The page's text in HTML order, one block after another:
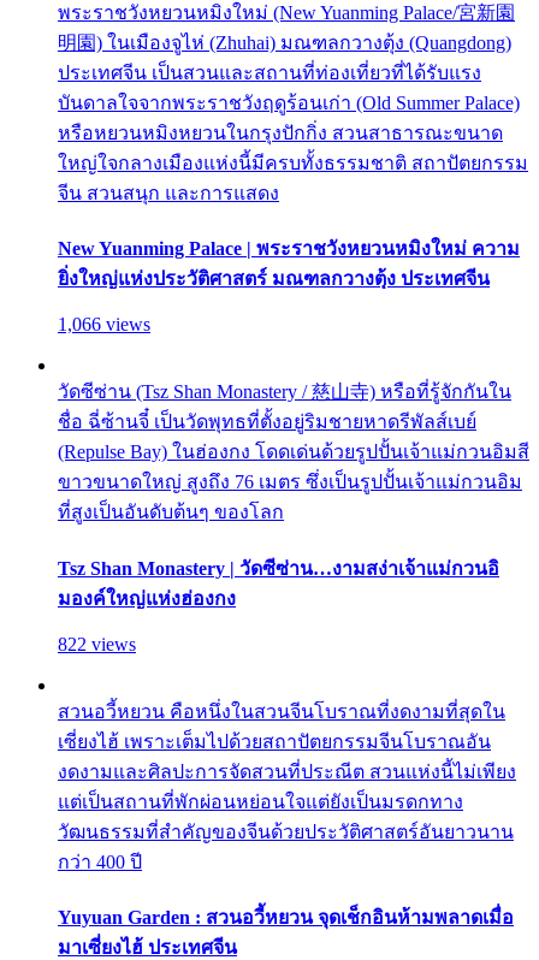
พระราชวังหยวนหมิงใหม่ (New Yuanming Palace/宮新園
明園) ในเมืองจูไห่ (Zhuhai) มณฑลกวางตุ้ง (Quangdong)
ประเทศจีน เป็นสวนและสถานที่ท่องเที่ยวที่ได้รับแรง
บันดาลใจจากพระราชวังฤดูร้อนเก่า (Old Summer Palace)
หรือหยวนหมิงหยวนในกรุงปักกิ่ง สวนสาธารณะขนาด
ใหญ่ใจกลางเมืองแห่งนี้มีครบทั้งธรรมชาติ สถาปัตยกรรม
จีน สวนสนุก และการแสดง
New Yuanming Palace | พระราชวังหยวนหมิงใหม่ ความ
ยิ่งใหญ่แห่งประวัติศาสตร์ มณฑลกวางตุ้ง ประเทศจีน
1,066 views
วัดซีซ่าน (Tsz Shan Monastery / 慈山寺) หรือที่รู้จักกันใน
ชื่อ ฉี่ซ้านจี๋ เป็นวัดพุทธที่ตั้งอยู่ริมชายหาดรีพัลส์เบย์
(Repulse Bay) ในฮ่องกง โดดเด่นด้วยรูปปั้นเจ้าแม่กวนอิมสี
ขาวขนาดใหญ่ สูงถึง 76 เมตร ซึ่งเป็นรูปปั้นเจ้าแม่กวนอิม
ที่สูงเป็นอันดับต้นๆ ของโลก
Tsz Shan Monastery | วัดซีซ่าน…งามสง่าเจ้าแม่กวนอิ
มองค์ใหญ่แห่งฮ่องกง
822 views
สวนอวี้หยวน คือหนึ่งในสวนจีนโบราณที่งดงามที่สุดใน
เซี่ยงไฮ้ เพราะเต็มไปด้วยสถาปัตยกรรมจีนโบราณอัน
งดงามและศิลปะการจัดสวนที่ประณีต สวนแห่งนี้ไม่เพียง
แต่เป็นสถานที่พักผ่อนหย่อนใจแต่ยังเป็นมรดกทาง
วัฒนธรรมที่สำคัญของจีนด้วยประวัติศาสตร์อันยาวนาน
กว่า 400 ปี
Yuyuan Garden : สวนอวี้หยวน จุดเช็กอินห้ามพลาดเมื่อ
มาเซี่ยงไฮ้ ประเทศจีน